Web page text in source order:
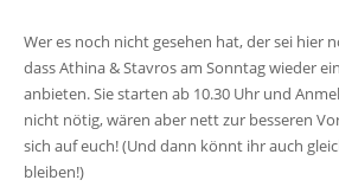
Wer es noch nicht gesehen hat, der sei hier
dass Athina & Stavros am Sonntag wieder
anbieten. Sie starten ab 10.30 Uhr und
nicht nötig, wären aber nett zur besseren
sich auf euch! (Und dann könnt ihr auch
bleiben!)